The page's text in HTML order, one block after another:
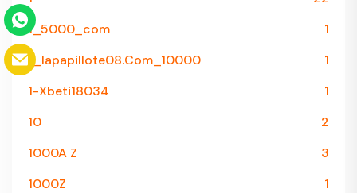
1_5000_com
1
1_lapapillote08.com_10000
1
1-Xbeti18034
1
10
2
1000A Z
3
1000Z
1